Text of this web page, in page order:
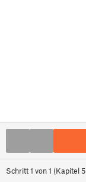
Schritt1 von1 (Kapitel 5